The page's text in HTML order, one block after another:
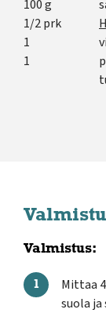
100 g
1/2 prk
1
1
Valmistus:
Mittaa
suola ja